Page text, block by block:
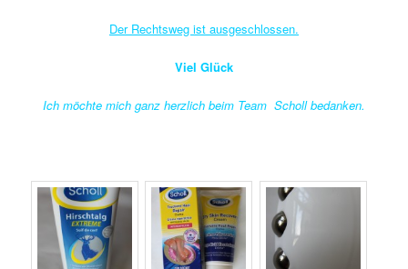
Der Rechtsweg ist ausgeschlossen.
Viel Glück
Ich möchte mich ganz herzlich beim Team Scholl bedanken.